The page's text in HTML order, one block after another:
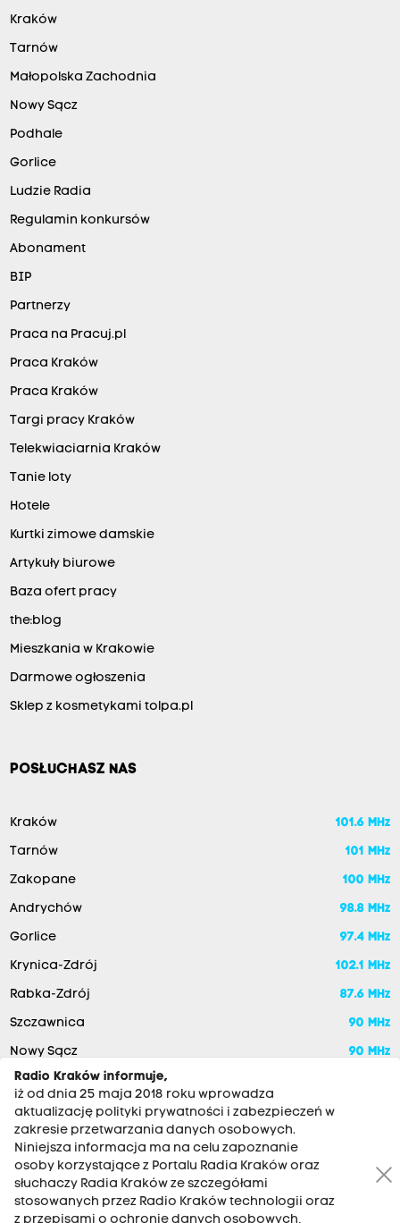
Kraków
Tarnów
Małopolska Zachodnia
Nowy Sącz
Podhale
Gorlice
Ludzie Radia
Regulamin konkursów
Abonament
BIP
Partnerzy
Praca na Pracuj.pl
Praca Kraków
Praca Kraków
Targi pracy Kraków
Telekwiaciarnia Kraków
Tanie loty
Hotele
Kurtki zimowe damskie
Artykuły biurowe
Baza ofert pracy
the:blog
Mieszkania w Krakowie
Darmowe ogłoszenia
Sklep z kosmetykami tolpa.pl
POSŁUCHASZ NAS
Kraków 101.6 MHz
Tarnów 101 MHz
Zakopane 100 MHz
Andrychów 98.8 MHz
Gorlice 97.4 MHz
Krynica-Zdrój 102.1 MHz
Rabka-Zdrój 87.6 MHz
Szczawnica 90 MHz
Nowy Sącz 90 MHz
RADIO KRAKÓW SA. Aleja Juliusza Słowackiego 22, 30-007
Radio Kraków informuje,
iż od dnia 25 maja 2018 roku wprowadza
aktualizację polityki prywatności i zabezpieczeń w
zakresie przetwarzania danych osobowych.
Niniejsza informacja ma na celu zapoznanie
osoby korzystające z Portalu Radia Kraków oraz
słuchaczy Radia Kraków ze szczegółami
stosowanych przez Radio Kraków technologii oraz
z przepisami o ochronie danych osobowych,